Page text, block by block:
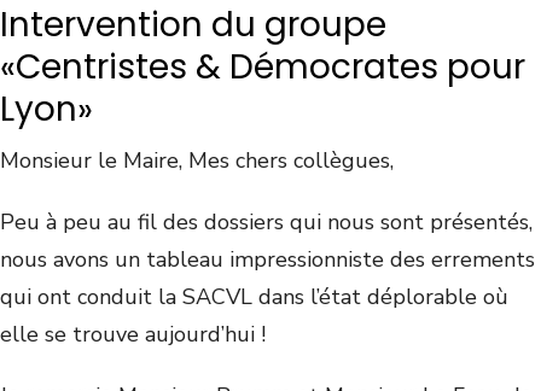
Intervention du groupe
«Centristes & Démocrates pour
Lyon»
Monsieur le Maire, Mes chers collègues,
Peu à peu au fil des dossiers qui nous sont présentés,
nous avons un tableau impressionniste des errements
qui ont conduit la SACVL dans l’état déplorable où
elle se trouve aujourd’hui !